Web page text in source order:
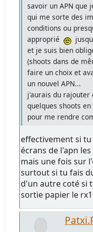
savoir un APN que
qui me sorte des
conditions ou
approprié
et je suis bien
(shoots dans de
faire un choix et
un nouvel APN...
j'aurais du
quelques shoots
pour me rendre
effectivement si
écrans de l'apn
mais une fois sur
surtout si tu fais
d'un autre coté si
sortie papier le